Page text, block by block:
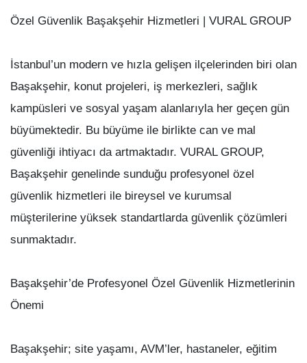
Özel Güvenlik Başakşehir Hizmetleri | VURAL GROUP
İstanbul’un modern ve hızla gelişen ilçelerinden biri olan
Başakşehir, konut projeleri, iş merkezleri, sağlık
kampüsleri ve sosyal yaşam alanlarıyla her geçen gün
büyümektedir. Bu büyüme ile birlikte can ve mal
güvenliği ihtiyacı da artmaktadır. VURAL GROUP,
Başakşehir genelinde sunduğu profesyonel özel
güvenlik hizmetleri ile bireysel ve kurumsal
müşterilerine yüksek standartlarda güvenlik çözümleri
sunmaktadır.
Başakşehir’de Profesyonel Özel Güvenlik Hizmetlerinin
Önemi
Başakşehir; site yaşamı, AVM’ler, hastaneler, eğitim